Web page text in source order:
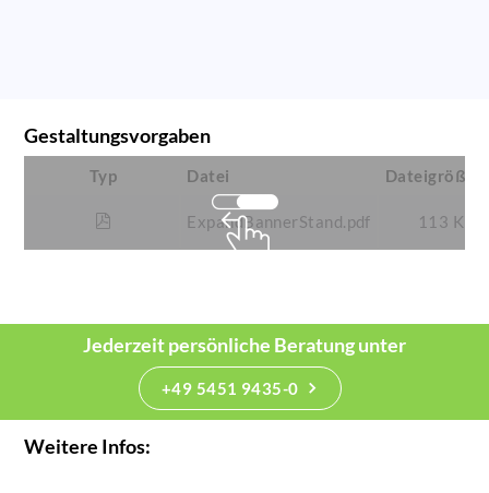
Gestaltungsvorgaben
Typ Datei Dateigröße
ExpandBannerStand.pdf 113 KB
Jederzeit persönliche Beratung unter
+49 5451 9435-0
Weitere Infos: